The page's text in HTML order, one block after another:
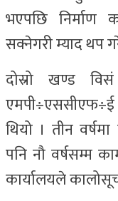
भएपछि निर्माण
सक्नेगरी म्याद थप
दोस्रो खण्ड
एमपी÷एससीएफ÷ई
थियो । तीन
पनि नौ वर्षसम्म
कार्यालयले